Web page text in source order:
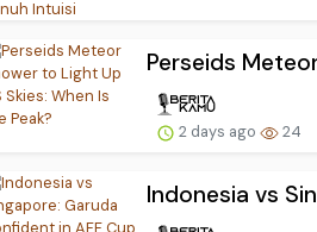
Perseids
2 days ago 24
Indonesia vs